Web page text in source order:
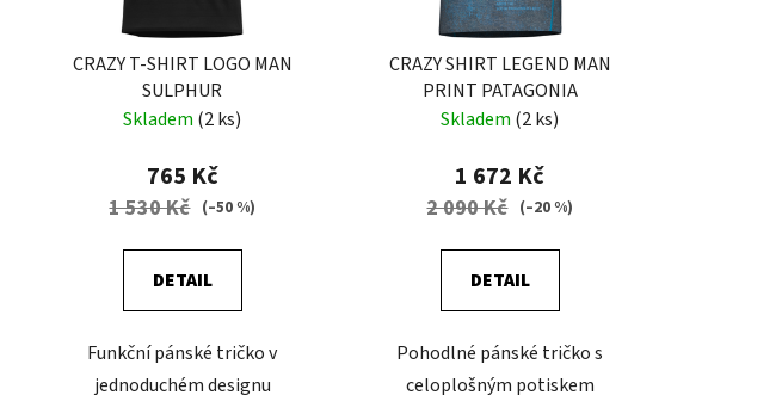
CRAZY T-SHIRT LOGO MAN
SULPHUR
Skladem (2 ks)
765 Kč
1 530 Kč (–50 %)
DETAIL
Funkční pánské tričko v
jednoduchém designu
CRAZY SHIRT LEGEND MAN
PRINT PATAGONIA
Skladem (2 ks)
1 672 Kč
2 090 Kč (–20 %)
DETAIL
Pohodlné pánské tričko s
celoplošným potiskem